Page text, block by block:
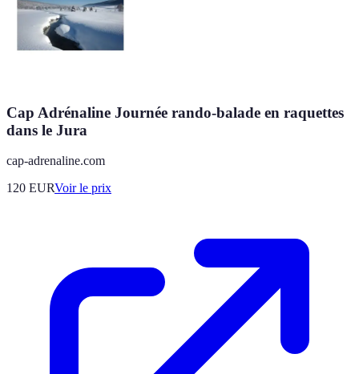
Cap Adrénaline Journée rando-balade en raquettes
dans le Jura
cap-adrenaline.com
120 EURVoir le prix